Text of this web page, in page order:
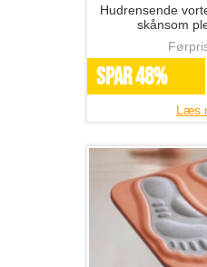
Hudrensende
skånsom
SPAR 48%
Læs